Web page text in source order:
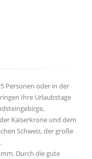
Personen oder in der
Ihre Urlaubstage
Kaiserkrone und dem
Schweiz, der große
Durch die gute